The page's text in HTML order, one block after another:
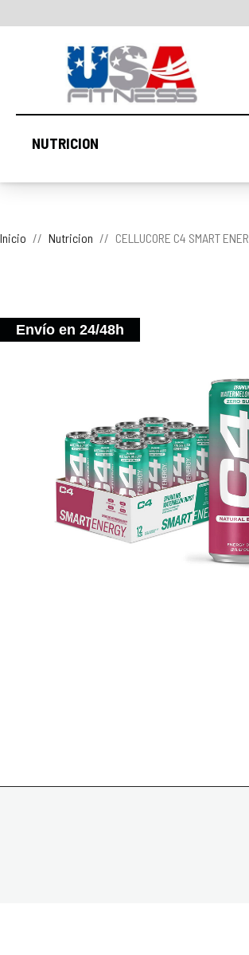
NUTRICION
Inicio Nutricion CELLUCORE C4 SMART
Envío en 24/48h